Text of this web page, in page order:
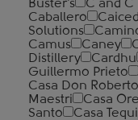
Buster's
C and
Caballero
Solutions
Camus
Caney
Distillery
Cardhu
Guillermo Prieto
Casa Don Roberto
Maestri
Casa
Santo
Casa